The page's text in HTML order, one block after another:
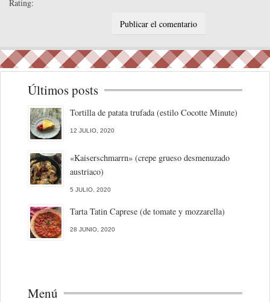
Rating:
Últimos posts
Tortilla de patata trufada (estilo Cocotte Minute)
12 JULIO, 2020
«Kaiserschmarrn» (crepe grueso desmenuzado
austriaco)
5 JULIO, 2020
Tarta Tatin Caprese (de tomate y mozzarella)
28 JUNIO, 2020
Menú